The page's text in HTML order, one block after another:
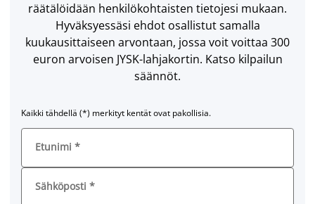
räätälöidään henkilökohtaisten tietojesi mukaan.
Hyväksyessäsi ehdot osallistut samalla
kuukausittaiseen arvontaan, jossa voit voittaa 300
euron arvoisen JYSK-lahjakortin. Katso kilpailun
säännöt.
Kaikki tähdellä (*) merkityt kentät ovat pakollisia.
Etunimi *
Sähköposti *